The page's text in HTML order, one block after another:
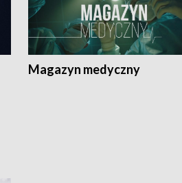
Magazyn medyczny